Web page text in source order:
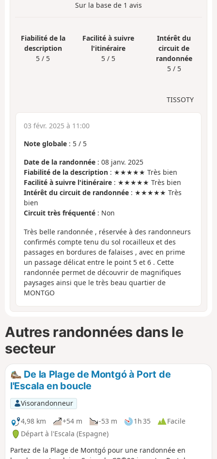
Sur la base de 1 avis
Fiabilité de la
description
5 / 5
Facilité à suivre
l'itinéraire
5 / 5
Intérêt du
circuit de
randonnée
5 / 5
TISSOTY
03 févr. 2025 à 11:00
Note globale : 5 / 5
Date de la randonnée : 08 janv. 2025
Fiabilité de la description : ★★★★★ Très bien
Facilité à suivre l'itinéraire : ★★★★★ Très bien
Intérêt du circuit de randonnée : ★★★★★ Très
bien
Circuit très fréquenté : Non
Très belle randonnée , réservée à des randonneurs
confirmés compte tenu du sol rocailleux et des
passages en bordures de falaises , avec en prime
un passage délicat entre le point 5 et 6 . Cette
randonnée permet de découvrir de magnifiques
paysages ainsi que le très beau quartier de
MONTGO
Autres randonnées dans le
secteur
De la Plage de Montgó à Port de
l'Escala en boucle
Visorandonneur
4,98 km
+54 m -53 m 1h 35
Facile
Départ à l'Escala (Espagne)
Partez de la Plage de Montgó pour une randonnée en